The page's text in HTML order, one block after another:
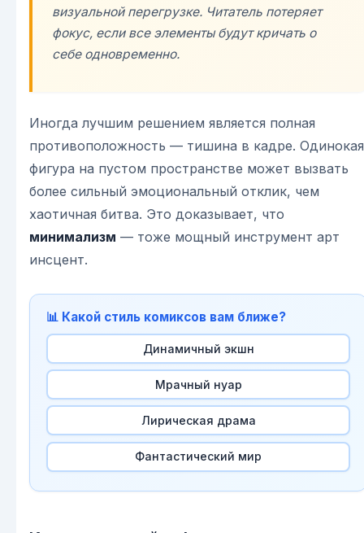
визуальной перегрузке. Читатель потеряет
фокус, если все элементы будут кричать о
себе одновременно.
Иногда лучшим решением является полная
противоположность — тишина в кадре. Одинокая
фигура на пустом пространстве может вызвать
более сильный эмоциональный отклик, чем
хаотичная битва. Это доказывает, что
минимализм — тоже мощный инструмент арт
инсцент.
📊 Какой стиль комиксов вам ближе?
Динамичный экшн
Мрачный нуар
Лирическая драма
Фантастический мир